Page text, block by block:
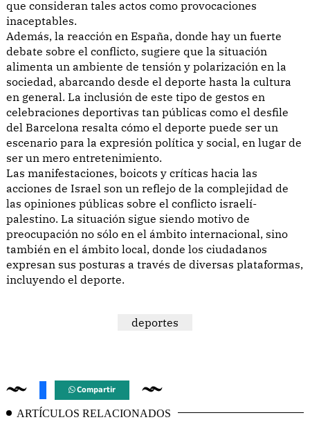
que consideran tales actos como provocaciones
inaceptables.
Además, la reacción en España, donde hay un fuerte
debate sobre el conflicto, sugiere que la situación
alimenta un ambiente de tensión y polarización en la
sociedad, abarcando desde el deporte hasta la cultura
en general. La inclusión de este tipo de gestos en
celebraciones deportivas tan públicas como el desfile
del Barcelona resalta cómo el deporte puede ser un
escenario para la expresión política y social, en lugar de
ser un mero entretenimiento.
Las manifestaciones, boicots y críticas hacia las
acciones de Israel son un reflejo de la complejidad de
las opiniones públicas sobre el conflicto israelí-
palestino. La situación sigue siendo motivo de
preocupación no sólo en el ámbito internacional, sino
también en el ámbito local, donde los ciudadanos
expresan sus posturas a través de diversas plataformas,
incluyendo el deporte.
deportes
Compartir
ARTÍCULOS RELACIONADOS